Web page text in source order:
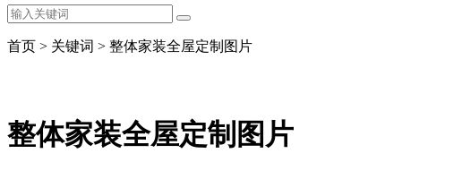
首页 > 关键词 > 整体家装全屋定制图片
整体家装全屋定制图片